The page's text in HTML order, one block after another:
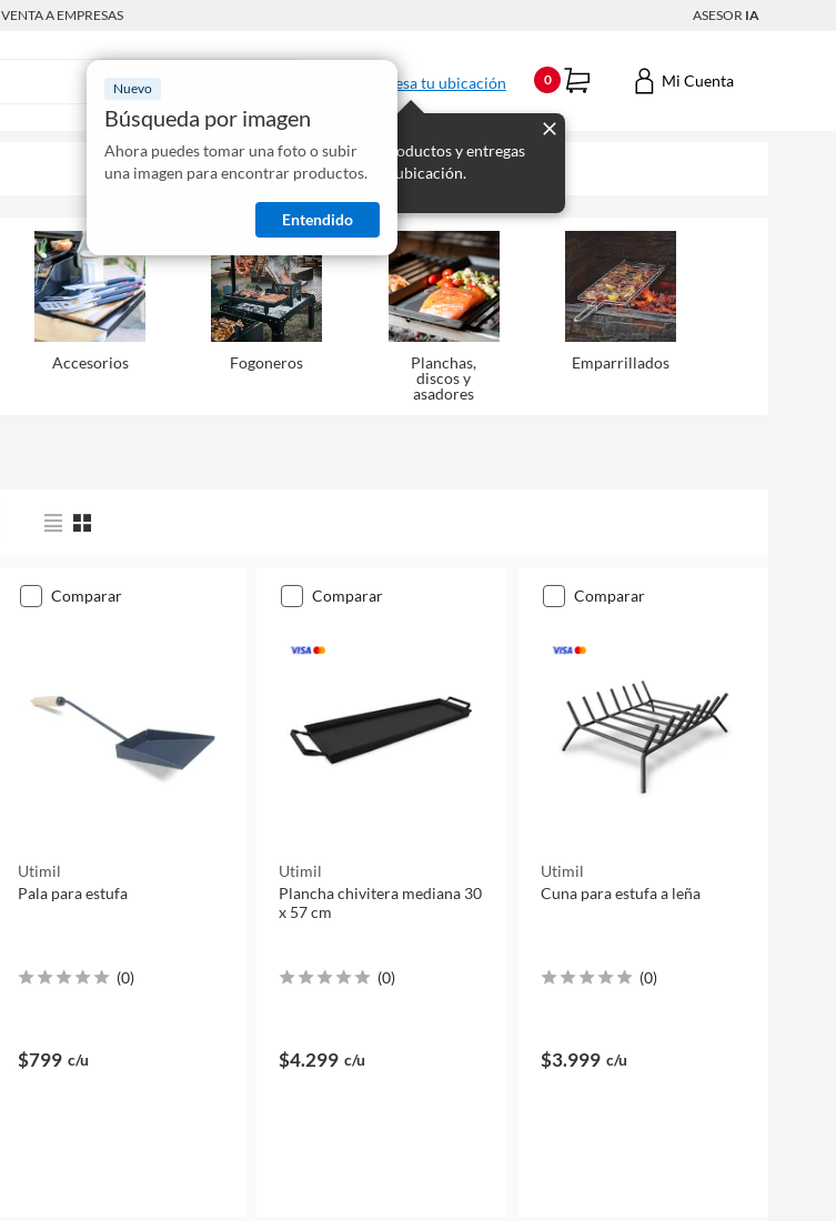
VENTA A EMPRESAS ASESOR IA
Nuevo
Búsqueda por imagen
Ahora puedes tomar una foto o subir
una imagen para encontrar productos.
Entendido
Ingresa tu ubicación
Mostraremos los productos y entregas
disponibles para tu ubicación.
0 Mi Cuenta
Accesorios Fogoneros
Planchas,
discos y
asadores
Emparrillados
comparar
Utimil
Pala para estufa
(0)
$799 c/u
comparar
Utimil
Plancha chivitera mediana 30
x 57 cm
(0)
$4.299 c/u
comparar
Utimil
Cuna para estufa a leña
(0)
$3.999 c/u